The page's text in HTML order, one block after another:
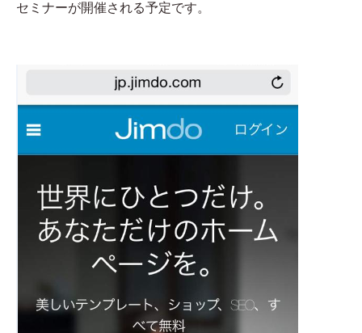
セミナーが開催される予定です。